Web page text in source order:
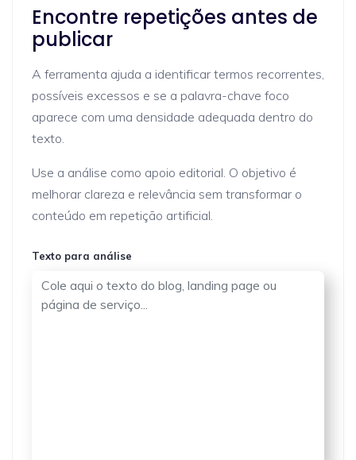
Encontre repetições antes de
publicar
A ferramenta ajuda a identificar termos recorrentes,
possíveis excessos e se a palavra-chave foco
aparece com uma densidade adequada dentro do
texto.
Use a análise como apoio editorial. O objetivo é
melhorar clareza e relevância sem transformar o
conteúdo em repetição artificial.
Texto para análise